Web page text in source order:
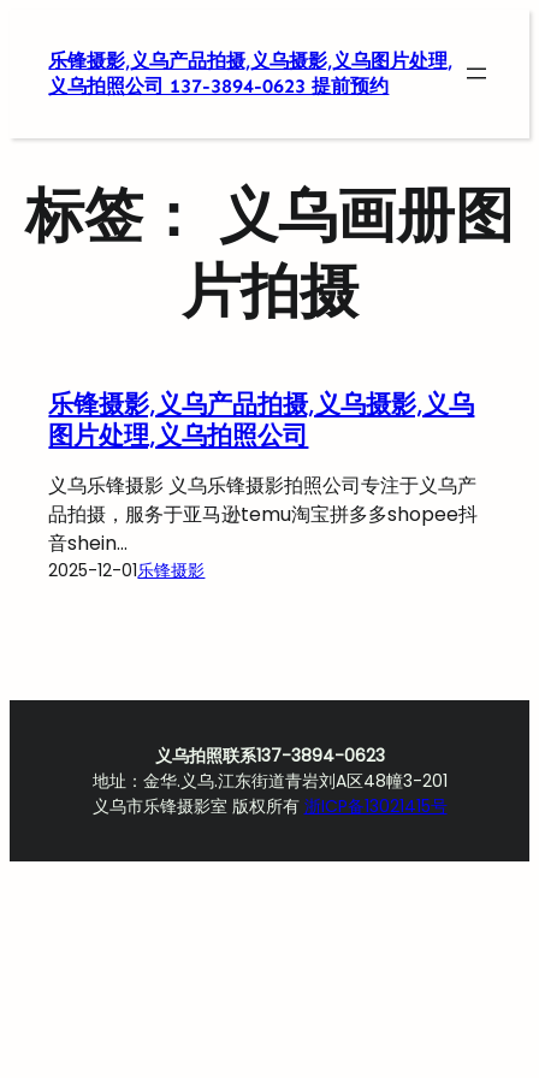
乐锋摄影,义乌产品拍摄,义乌摄影,义乌图片处理,
义乌拍照公司 137-3894-0623 提前预约
标签：
义乌画册图
片拍摄
乐锋摄影,义乌产品拍摄,义乌摄影,义乌
图片处理,义乌拍照公司
义乌乐锋摄影 义乌乐锋摄影拍照公司专注于义乌产
品拍摄，服务于亚马逊temu淘宝拼多多shopee抖
音shein…
2025-12-01乐锋摄影
义乌拍照联系137-3894-0623
地址：金华.义乌.江东街道青岩刘A区48幢3-201
义乌市乐锋摄影室 版权所有 浙ICP备13021415号